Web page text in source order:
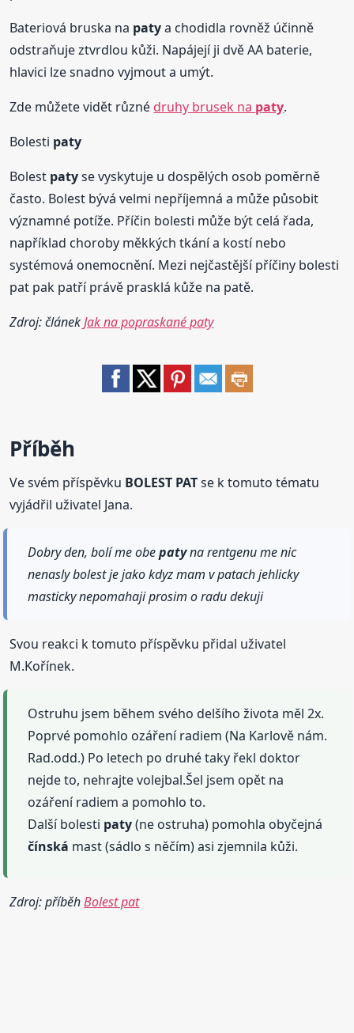
Bateriová bruska na patya chodidla rovněž účinně
odstraňuje ztvrdlou kůži. Napájejí ji dvě AA baterie,
hlavici lze snadno vyjmout a umýt.
Zde můžete vidět různé druhy brusek na paty.
Bolesti paty
Bolest patyse vyskytuje u dospělých osob poměrně
často. Bolest bývá velmi nepříjemná a může působit
významné potíže. Příčin bolesti může být celá řada,
například choroby měkkých tkání a kostí nebo
systémová onemocnění. Mezi nejčastější příčiny bolesti
pat pak patří právě prasklá kůže na patě.
Zdroj: článekJak na popraskané paty
Příběh
Ve svém příspěvku BOLEST PATse k tomuto tématu
vyjádřil uživatel Jana.
Dobry den, bolí me obepatyna rentgenu me nic
nenasly bolest je jako kdyz mam v patach jehlicky
masticky nepomahaji prosim o radu dekuji
Svou reakci k tomuto příspěvku přidal uživatel
M.Kořínek.
Ostruhu jsem během svého delšího života měl 2x.
Poprvé pomohlo ozáření radiem (Na Karlově nám.
Rad.odd.) Po letech po druhé taky řekl doktor
nejde to, nehrajte volejbal.Šel jsem opět na
ozáření radiem a pomohlo to.
Další bolesti paty(ne ostruha) pomohla obyčejná
čínská mast (sádlo s něčím) asi zjemnila kůži.
Zdroj: příběhBolest pat